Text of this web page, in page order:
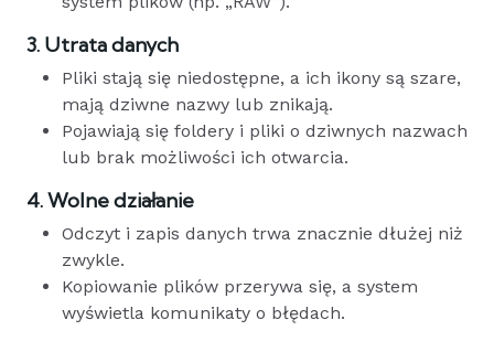
3. Utrata danych
Pliki stają się niedostępne, a ich ikony są szare,
mają dziwne nazwy lub znikają.
Pojawiają się foldery i pliki o dziwnych nazwach
lub brak możliwości ich otwarcia.
4. Wolne działanie
Odczyt i zapis danych trwa znacznie dłużej niż
zwykle.
Kopiowanie plików przerywa się, a system
wyświetla komunikaty o błędach.